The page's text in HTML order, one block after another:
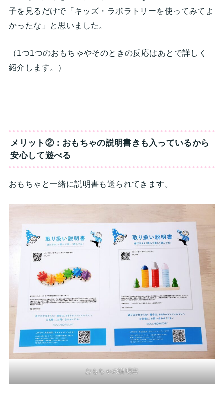
子を見るだけで「キッズ・ラボラトリーを使ってみてよ
かったな」と思いました。
（1つ1つのおもちゃやそのときの反応はあとで詳しく
紹介します。）
メリット②：おもちゃの説明書きも入っているから
安心して遊べる
おもちゃと一緒に説明書も送られてきます。
おもちゃの説明書